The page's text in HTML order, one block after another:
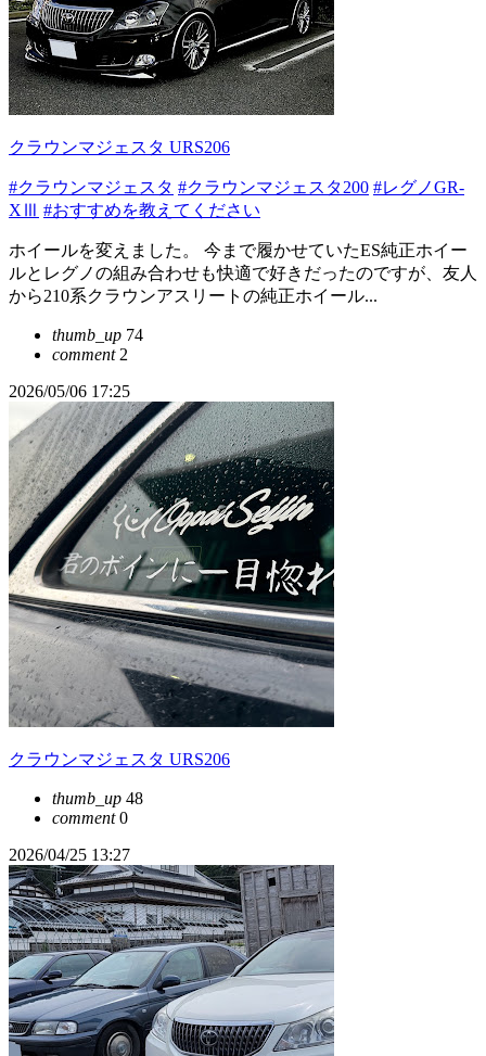
クラウンマジェスタ URS206
#クラウンマジェスタ #クラウンマジェスタ200 #レグノGR-
XⅢ #おすすめを教えてください
ホイールを変えました。 今まで履かせていたES純正ホイー
ルとレグノの組み合わせも快適で好きだったのですが、友人
から210系クラウンアスリートの純正ホイール...
thumb_up 74
comment2
2026/05/06 17:25
クラウンマジェスタ URS206
thumb_up 48
comment0
2026/04/25 13:27